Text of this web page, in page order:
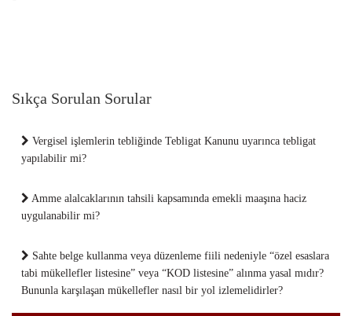
Sıkça Sorulan Sorular
Vergisel işlemlerin tebliğinde Tebligat Kanunu uyarınca tebligat
yapılabilir mi?
Amme alalcaklarının tahsili kapsamında emekli maaşına haciz
uygulanabilir mi?
Sahte belge kullanma veya düzenleme fiili nedeniyle “özel esaslara
tabi mükellefler listesine” veya “KOD listesine” alınma yasal mıdır?
Bununla karşılaşan mükellefler nasıl bir yol izlemelidirler?